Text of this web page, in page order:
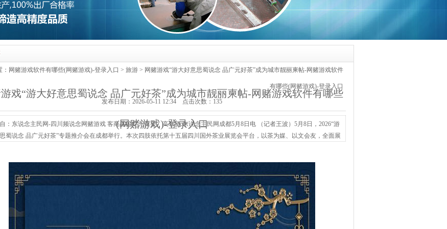
网赌游戏软件有哪些(网赌游戏)-登录入口 > 旅游 > 网赌游戏“游大好意思蜀说念 品广元好茶”成为城市靓丽柬帖-网赌游戏软件
有哪些(网赌游戏)-登录入口
游戏“游大好意思蜀说念 品广元好茶”成为城市靓丽柬帖-网赌游戏软件有哪些
(网赌游戏)-登录入口
发布日期：2026-05-11 12:34 点击次数：135
：东说念主民网-四川频说念网赌游戏 客商品鉴广元黄茶。高寒摄 东说念主民网成都5月8日电 （记者王波）5月8日，2026“游
蜀说念 品广元好茶”专题推介会在成都举行。本次四肢依托第十五届四川国外茶业展览会平台，以茶为媒、以文会友，全面展